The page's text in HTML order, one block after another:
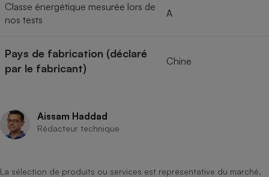
Classe énergétique mesurée lors de
nos tests
A
Pays de fabrication (déclaré
par le fabricant)
Chine
Aissam Haddad
Rédacteur technique
La sélection de produits ou services est représentative du marché,